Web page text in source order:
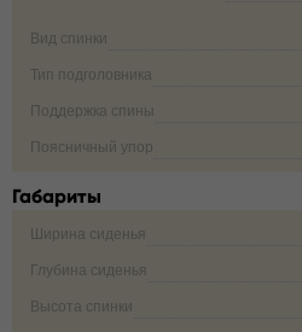
Вид спинки
Тип подголовника
Поддержка спины
Поясничный упор
Габариты
Ширина сиденья
Глубина сиденья
Высота спинки